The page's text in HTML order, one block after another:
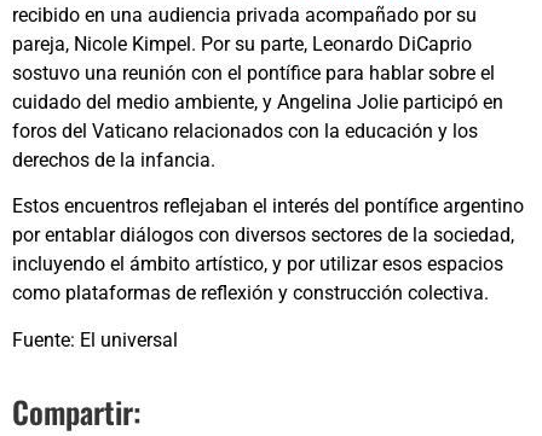
recibido en una audiencia privada acompañado por su
pareja, Nicole Kimpel. Por su parte, Leonardo DiCaprio
sostuvo una reunión con el pontífice para hablar sobre el
cuidado del medio ambiente, y Angelina Jolie participó en
foros del Vaticano relacionados con la educación y los
derechos de la infancia.
Estos encuentros reflejaban el interés del pontífice argentino
por entablar diálogos con diversos sectores de la sociedad,
incluyendo el ámbito artístico, y por utilizar esos espacios
como plataformas de reflexión y construcción colectiva.
Fuente: El universal
Compartir: